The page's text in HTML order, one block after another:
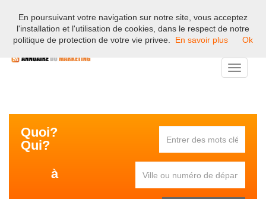
Bienvenue sur l'annuaire professionnel du marketing et de la
communication en France.
Toggle
Quoi?
Qui?
à
En poursuivant votre navigation sur notre site, vous acceptez
l'installation et l'utilisation de cookies, dans le respect de notre
politique de protection de votre vie privee.
En savoir plus Ok